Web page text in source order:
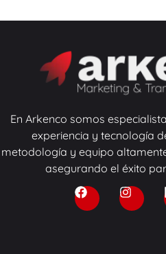
En Arkenco somos
experiencia y tecnología
metodología y equipo
asegurando el éxito